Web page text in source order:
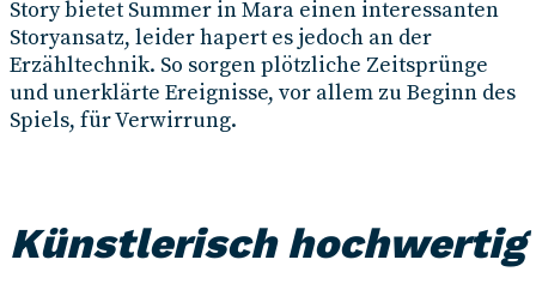
Story bietet Summer in Mara einen interessanten
Storyansatz, leider hapert es jedoch an der
Erzähltechnik. So sorgen plötzliche Zeitsprünge
und unerklärte Ereignisse, vor allem zu Beginn des
Spiels, für Verwirrung.
Künstlerisch hochwertig